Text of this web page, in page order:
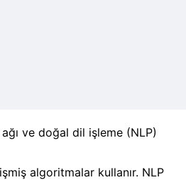
ve doğal dil işleme (NLP)
algoritmalar kullanır. NLP